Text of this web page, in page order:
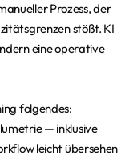
Prozess, der
stößt. KI
eine operative
folgendes:
— inklusive
leicht übersehen